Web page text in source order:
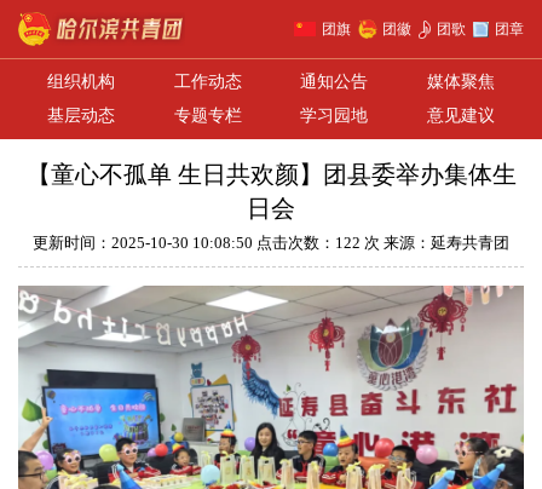
团旗 团徽 团歌 团章
组织机构 工作动态 通知公告
媒体聚焦
基层动态
专题专栏 学习园地 意见建议
【童心不孤单 生日共欢颜】团县委举办集体生
日会
更新时间：2025-10-30 10:08:50 点击次数：122 次 来源：延寿共青团